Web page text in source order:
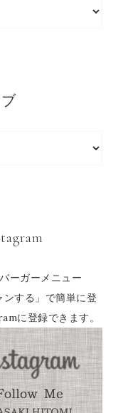
ーガーメニュー
する」で簡単に登
に登録できます。